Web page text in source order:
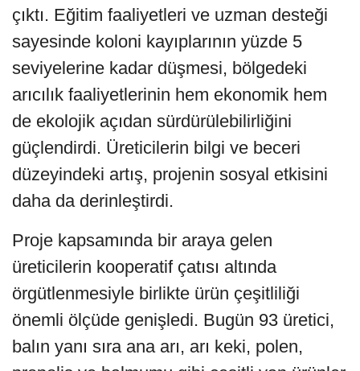
çıktı. Eğitim faaliyetleri ve uzman desteği
sayesinde koloni kayıplarının yüzde 5
seviyelerine kadar düşmesi, bölgedeki
arıcılık faaliyetlerinin hem ekonomik hem
de ekolojik açıdan sürdürülebilirliğini
güçlendirdi. Üreticilerin bilgi ve beceri
düzeyindeki artış, projenin sosyal etkisini
daha da derinleştirdi.
Proje kapsamında bir araya gelen
üreticilerin kooperatif çatısı altında
örgütlenmesiyle birlikte ürün çeşitliliği
önemli ölçüde genişledi. Bugün 93 üretici,
balın yanı sıra ana arı, arı keki, polen,